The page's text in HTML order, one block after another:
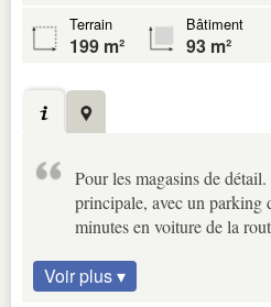
Terrain
199 m²
Bâtiment
93 m²
Pour les magasins de
principale, avec un parking
minutes en voiture de la
Voir plus ▾